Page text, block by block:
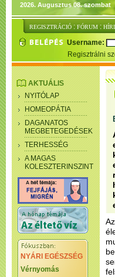
2026. Augusztus 08. szombat
REGISZTRÁCIÓ : FÓRUM :
Username:
Regisztrálni
AKTUÁLIS
NYITÓLAP
HOMEOPÁTIA
DAGANATOS
MEGBETEGEDÉSEK
TERHESSÉG
A MAGAS
KOLESZTERINSZINT
NYÁRI EGÉSZSÉG
Vérnyomás